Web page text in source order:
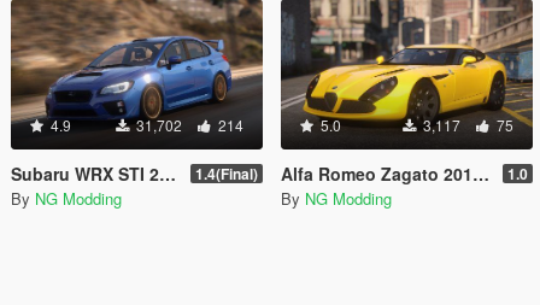
4.9 31,702 214
Subaru WRX STI 2016 [Add-On / Livery / Tuning / Extras ] 1.4(Final)
By NG Modding
5.0 3,117 75
Alfa Romeo Zagato 2012 [Add-On] 1.0
By NG Modding